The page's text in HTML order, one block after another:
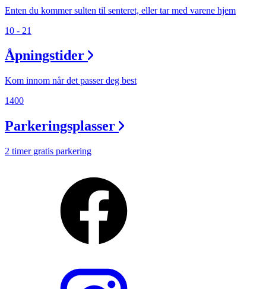
Enten du kommer sulten til senteret, eller tar med varene hjem
10 - 21
Åpningstider
Kom innom når det passer deg best
1400
Parkeringsplasser
2 timer gratis parkering